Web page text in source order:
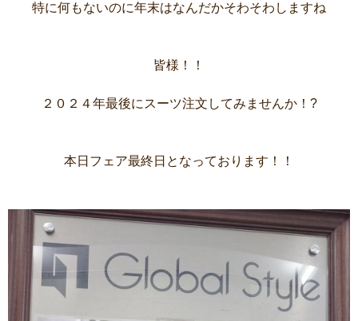
特に何もないのに年末はなんだかそわそわしますね
皆様！！
２０２４年最後にスーツ注文してみませんか！?
本日フェア最終日となっております！！